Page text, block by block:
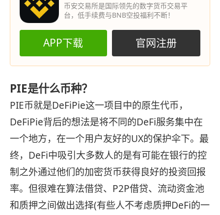
币安交易所是国际领先的数字货币交易平
台，低手续费与BNB空投福利不断！
APP下载 官网注册
PIE是什么币种？
PIE币就是DeFiPie这一项目中的原生代币，
DeFiPie背后的想法是将不同的DeFi服务集中在
一个地方，在一个用户友好的UX的保护伞下。最
终，DeFi中吸引大多数人的是有可能在银行的控
制之外通过他们的加密货币获得良好的投资回报
率。但很难在算法借贷、P2P借贷、流动资金池
和质押之间做出选择(有些人不考虑质押DeFi的一